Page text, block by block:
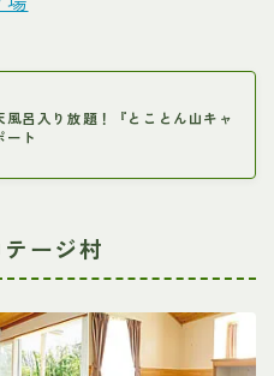
風呂入り放題！『とことん山キャ
ート
ージ村